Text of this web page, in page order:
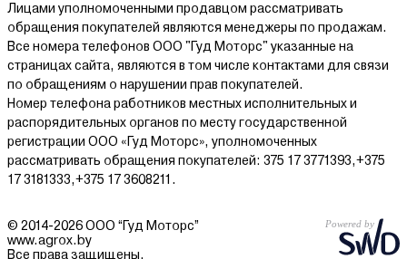
Лицами уполномоченными продавцом рассматривать
обращения покупателей являются менеджеры по продажам.
Все номера телефонов ООО "Гуд Моторс" указанные на
страницах сайта, являются в том числе контактами для связи
по обращениям о нарушении прав покупателей.
Номер телефона работников местных исполнительных и
распорядительных органов по месту государственной
регистрации ООО «Гуд Моторс», уполномоченных
рассматривать обращения покупателей: 375 17 3771393,+375
17 3181333,+375 17 3608211.
© 2014-2026 ООО “Гуд Моторс”
www.agrox.by
Все права защищены.